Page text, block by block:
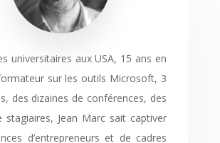
universitaires aux USA, 15 ans en
sur les outils Microsoft, 3
des dizaines de conférences, des
stagiaires, Jean Marc sait captiver
d’entrepreneurs et de cadres